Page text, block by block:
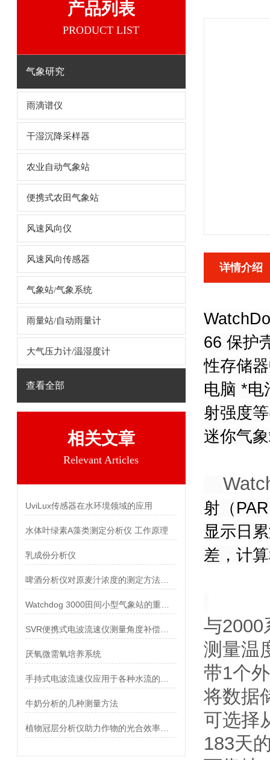
产品列表
PRODUCT LIST
气象研究
雨滴谱仪
干湿沉降采样器
农业自动气象站
便携式农田气象站
风速风向仪
风速风向传感器
气象站/气象系统
雨量站/自动雨量计
大气压力计/温湿度计
查看全部
相关文章
Relevant Articles
UviLux传感器在水环境领域的应用
水体叶绿素A藻类测定分析仪 工作原理
乳成份分析仪
厌氧微需氧培养系统
牛奶分析的几种测量方法
详情介绍
66 保护
性存储
电脑 *电
射强度
迷你气
射（
显示日
差，计
与2000
测量温
带1个
将数据
可选择
183天